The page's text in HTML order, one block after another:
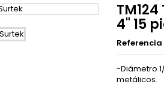
4" 15
Referencia
-Diámetro
metálicos.